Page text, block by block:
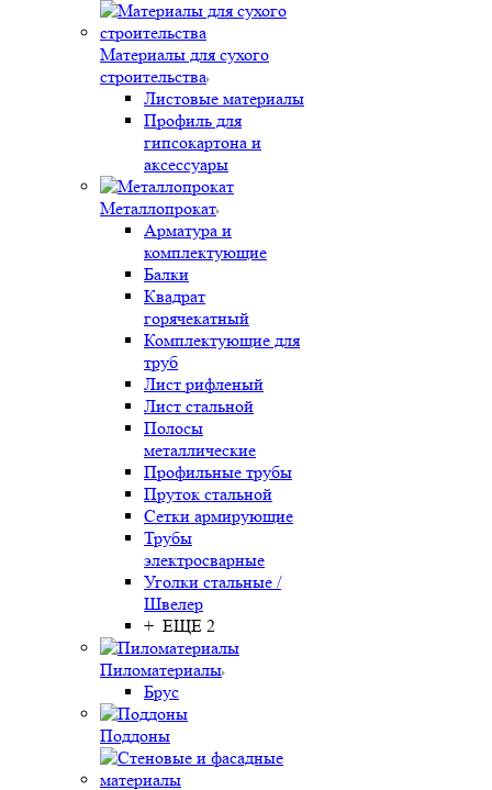
Материалы для сухого
строительства
Листовые материалы
Профиль для
гипсокартона и
аксессуары
Металлопрокат
Арматура и
комплектующие
Балки
Квадрат
горячекатный
Комплектующие для
труб
Лист рифленый
Лист стальной
Полосы
металлические
Профильные трубы
Пруток стальной
Сетки армирующие
Трубы
электросварные
Уголки стальные /
Швелер
+ ЕЩЕ 2
Пиломатериалы
Брус
Поддоны